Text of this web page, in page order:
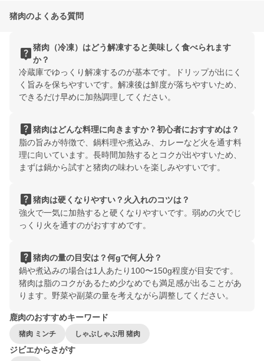
猪肉のよくある質問
live_help猪肉（冷凍）はどう解凍すると美味しく食べられます
か？
冷蔵庫でゆっくり解凍するのが基本です。ドリップが出にく
く旨みを保ちやすいです。解凍後は鮮度が落ちやすいため、
できるだけ早めに加熱調理してください。
live_help猪肉はどんな料理に向きますか？初心者におすすめは？
脂の旨みが特徴で、鍋料理や煮込み、カレーなど火を通す料
理に向いています。長時間加熱するとコクが出やすいため、
まずは鍋から試すと猪肉の味わいを楽しみやすいです。
live_help猪肉は硬くなりやすい？火入れのコツは？
強火で一気に加熱すると硬くなりやすいです。弱めの火でじ
っくり火を通すのがおすすめです。
live_help猪肉の量の目安は？何gで何人分？
鍋や煮込みの場合は1人あたり100〜150g程度が目安です。
猪肉は脂のコクがあるため少なめでも満足感が出ることがあ
ります。野菜や副菜の量を考えながら調整してください。
鹿肉のおすすめキーワード
猪肉 ミンチ しゃぶしゃぶ用 猪肉
ジビエからさがす